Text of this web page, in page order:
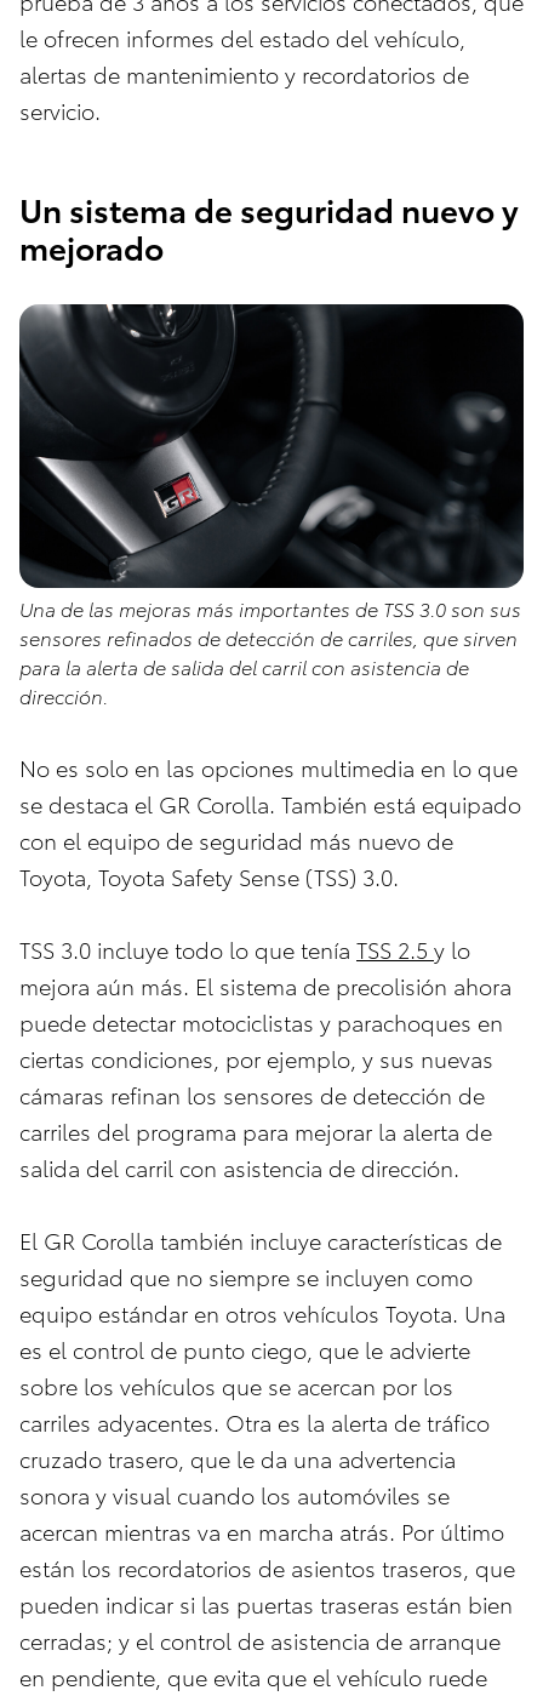
le ofrecen informes del estado del vehículo,
alertas de mantenimiento y recordatorios de
servicio.
Un sistema de seguridad nuevo y
mejorado
Una de las mejoras más importantes de TSS 3.0 son sus
sensores refinados de detección de carriles, que sirven
para la alerta de salida del carril con asistencia de
dirección.
No es solo en las opciones multimedia en lo que
se destaca el GR Corolla. También está equipado
con el equipo de seguridad más nuevo de
Toyota, Toyota Safety Sense (TSS) 3.0.
TSS 3.0 incluye todo lo que tenía TSS 2.5 y lo
mejora aún más. El sistema de precolisión ahora
puede detectar motociclistas y parachoques en
ciertas condiciones, por ejemplo, y sus nuevas
cámaras refinan los sensores de detección de
carriles del programa para mejorar la alerta de
salida del carril con asistencia de dirección.
El GR Corolla también incluye características de
seguridad que no siempre se incluyen como
equipo estándar en otros vehículos Toyota. Una
es el control de punto ciego, que le advierte
sobre los vehículos que se acercan por los
carriles adyacentes. Otra es la alerta de tráfico
cruzado trasero, que le da una advertencia
sonora y visual cuando los automóviles se
acercan mientras va en marcha atrás. Por último
están los recordatorios de asientos traseros, que
pueden indicar si las puertas traseras están bien
cerradas; y el control de asistencia de arranque
en pendiente, que evita que el vehículo ruede